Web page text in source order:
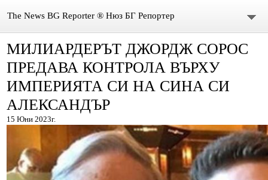
The News BG Reporter ® Нюз БГ Репортер
НОВИНИ
ЗА НАС
КОНТАКТИ
DONATION
МИЛИАРДЕРЪТ ДЖОРДЖ СОРОС
ПРЕДАВА КОНТРОЛА ВЪРХУ
ИМПЕРИЯТА СИ НА СИНА СИ
АЛЕКСАНДЪР
15 Юни 2023г.